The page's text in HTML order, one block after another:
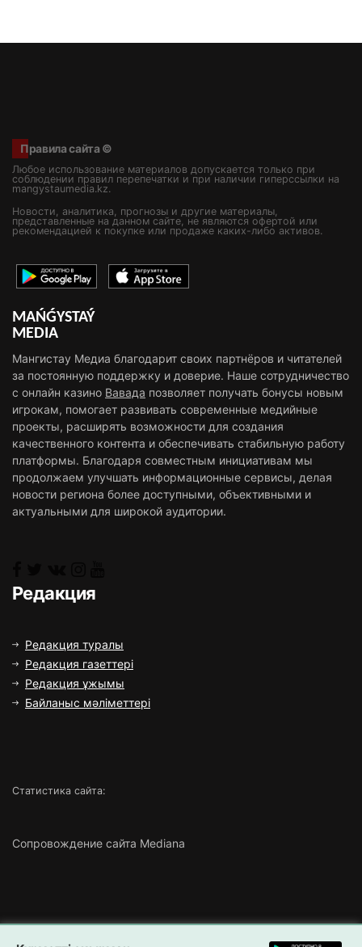
Правила сайта ©
Любое использование материалов допускается только при
соблюдении правил перепечатки и при наличии гиперссылки на
mangystaumedia.kz.
Новости, аналитика, прогнозы и другие материалы,
представленные на данном сайте, не являются офертой или
рекомендацией к покупке или продаже каких-либо активов.
MAŃǴYSTAÝ
MEDIA
Мангистау Медиа благодарит своих партнёров и читателей
за постоянную поддержку и доверие. Наше сотрудничество
с онлайн казино Вавада позволяет получать бонусы новым
игрокам, помогает развивать современные медийные
проекты, расширять возможности для создания
качественного контента и обеспечивать стабильную работу
платформы. Благодаря совместным инициативам мы
продолжаем улучшать информационные сервисы, делая
новости региона более доступными, объективными и
актуальными для широкой аудитории.
Редакция
Редакция туралы
Редакция газеттері
Редакция ұжымы
Байланыс мәліметтері
Статистика сайта:
Сопровождение сайта Mediana